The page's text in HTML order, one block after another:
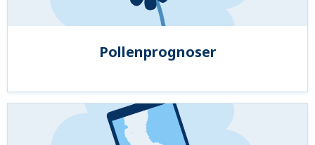
Pollenprognoser